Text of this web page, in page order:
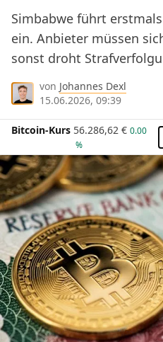
Simbabwe führt
ein. Anbieter müssen
sonst droht
von Johannes Dexl
15.06.2026, 09:39
Bitcoin-Kurs 56.286,62 € 0.00
%